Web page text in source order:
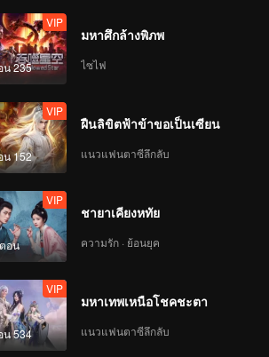
น 235
VIP
มหาศึกล้างพิภพ
ไซไฟ
น 152
VIP
ฝืนลิขิตฟ้าข้าขอเป็นเซียน
แนวแฟนตาซีลึกลับ
อน
VIP
ชายาเคียงหทัย
ความรัก · ย้อนยุค
น 534
VIP
มหาเทพเหนือโชคชะตา
แนวแฟนตาซีลึกลับ